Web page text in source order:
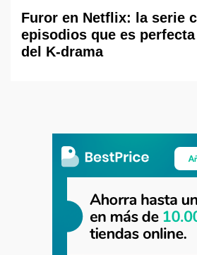
Furor en Netflix: la serie
episodios que es
del K-drama